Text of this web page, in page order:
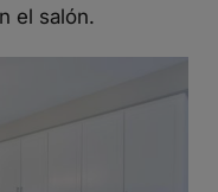
el salón.